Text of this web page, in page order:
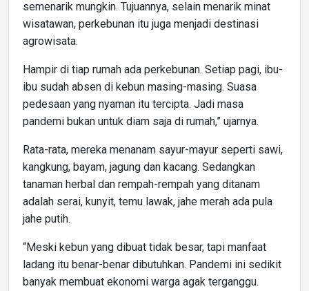
semenarik mungkin. Tujuannya, selain menarik minat
wisatawan, perkebunan itu juga menjadi destinasi
agrowisata.
Hampir di tiap rumah ada perkebunan. Setiap pagi, ibu-
ibu sudah absen di kebun masing-masing. Suasa
pedesaan yang nyaman itu tercipta. Jadi masa
pandemi bukan untuk diam saja di rumah,” ujarnya.
Rata-rata, mereka menanam sayur-mayur seperti sawi,
kangkung, bayam, jagung dan kacang. Sedangkan
tanaman herbal dan rempah-rempah yang ditanam
adalah serai, kunyit, temu lawak, jahe merah ada pula
jahe putih.
“Meski kebun yang dibuat tidak besar, tapi manfaat
ladang itu benar-benar dibutuhkan. Pandemi ini sedikit
banyak membuat ekonomi warga agak terganggu.